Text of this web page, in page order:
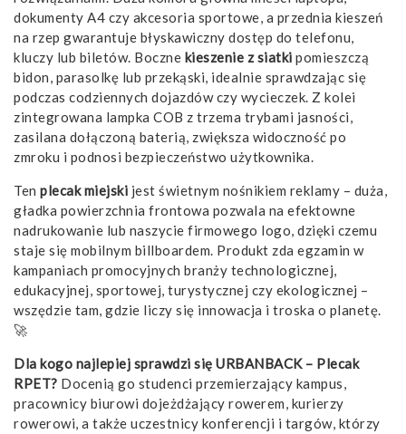
dokumenty A4 czy akcesoria sportowe, a przednia kieszeń
na rzep gwarantuje błyskawiczny dostęp do telefonu,
kluczy lub biletów. Boczne kieszenie z siatki pomieszczą
bidon, parasolkę lub przekąski, idealnie sprawdzając się
podczas codziennych dojazdów czy wycieczek. Z kolei
zintegrowana lampka COB z trzema trybami jasności,
zasilana dołączoną baterią, zwiększa widoczność po
zmroku i podnosi bezpieczeństwo użytkownika.
Ten plecak miejski jest świetnym nośnikiem reklamy – duża,
gładka powierzchnia frontowa pozwala na efektowne
nadrukowanie lub naszycie firmowego logo, dzięki czemu
staje się mobilnym billboardem. Produkt zda egzamin w
kampaniach promocyjnych branży technologicznej,
edukacyjnej, sportowej, turystycznej czy ekologicznej –
wszędzie tam, gdzie liczy się innowacja i troska o planetę.
🚀
Dla kogo najlepiej sprawdzi się URBANBACK – Plecak
RPET? Docenią go studenci przemierzający kampus,
pracownicy biurowi dojeżdżający rowerem, kurierzy
rowerowi, a także uczestnicy konferencji i targów, którzy